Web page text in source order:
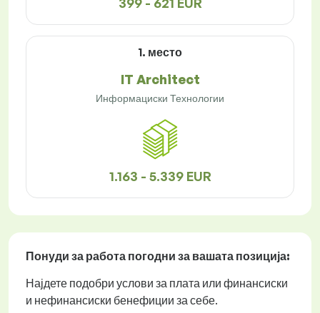
1. место
IT Architect
Информациски Технологии
1.163 - 5.339 EUR
Понуди за работа погодни за вашата позиција:
Најдете подобри услови за плата или финансиски
и нефинансиски бенефиции за себе.